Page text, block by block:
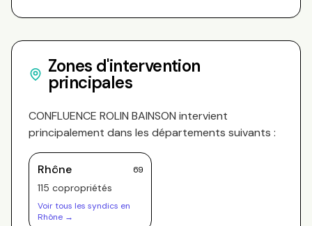
Zones d'intervention
principales
CONFLUENCE ROLIN BAINSON intervient
principalement dans les départements suivants :
Rhône 69
115 copropriétés
Voir tous les syndics en
Rhône →